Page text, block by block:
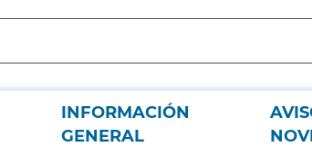
INFORMACIÓN
GENERAL